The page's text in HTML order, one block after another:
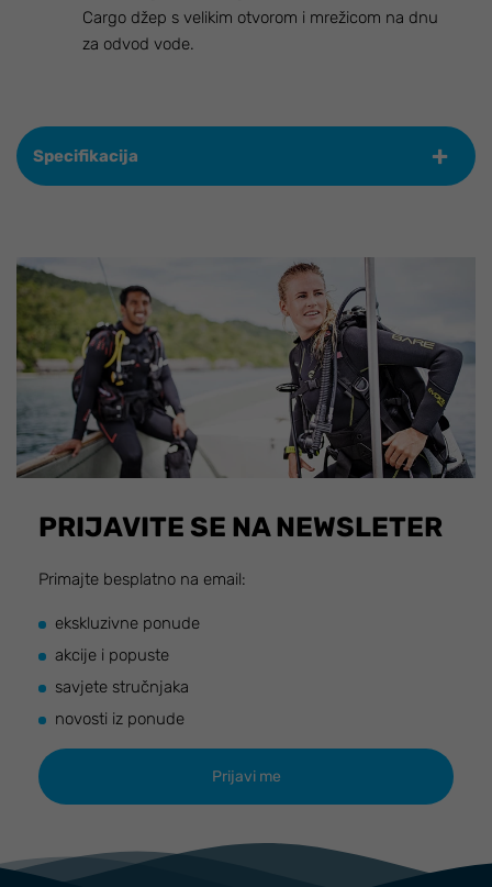
Cargo džep s velikim otvorom i mrežicom na dnu
za odvod vode.
Specifikacija
PRIJAVITE SE NA NEWSLETER
Primajte besplatno na email:
ekskluzivne ponude
akcije i popuste
savjete stručnjaka
novosti iz ponude